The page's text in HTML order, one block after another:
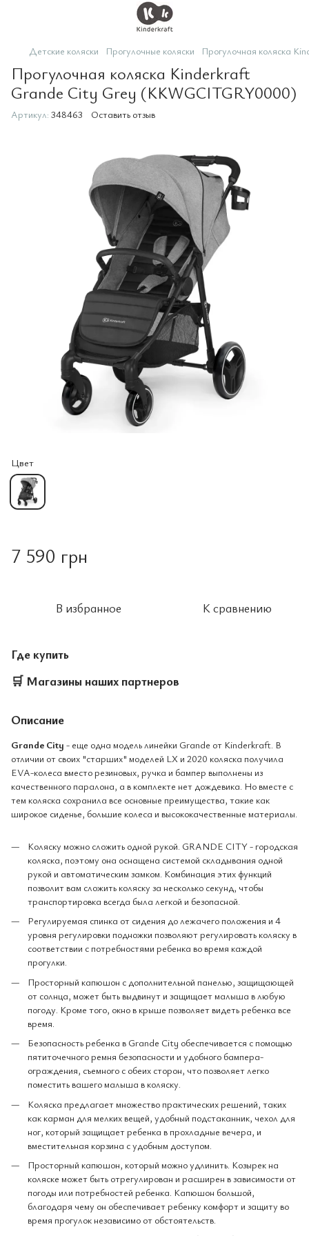
Детские коляски Прогулочные коляски Прогулочная коляска
Прогулочная коляска Kinderkraft
Grande City Grey (KKWGCITGRY0000)
Артикул: 348463 Оставить отзыв
Цвет
7 590 грн
В избранное К сравнению
Где купить
🛒 Магазины наших партнеров
Описание
Grande City - еще одна модель линейки Grande от Kinderkraft. В
отличии от своих "старших" моделей LX и 2020 коляска получила
EVA-колеса вместо резиновых, ручка и бампер выполнены из
качественного паралона, а в комплекте нет дождевика. Но вместе с
тем коляска сохранила все основные преимущества, такие как
широкое сиденье, большие колеса и высококачественные материалы.
Коляску можно сложить одной рукой. GRANDE CITY - городская
коляска, поэтому она оснащена системой складывания одной
рукой и автоматическим замком. Комбинация этих функций
позволит вам сложить коляску за несколько секунд, чтобы
транспортировка всегда была легкой и безопасной.
Регулируемая спинка от сидения до лежачего положения и 4
уровня регулировки подножки позволяют регулировать коляску в
соответствии с потребностями ребенка во время каждой
прогулки.
Просторный капюшон с дополнительной панелью, защищающей
от солнца, может быть выдвинут и защищает малыша в любую
погоду. Кроме того, окно в крыше позволяет видеть ребенка все
время.
Безопасность ребенка в Grande City обеспечивается с помощью
пятиточечного ремня безопасности и удобного бампера-
ограждения, съемного с обеих сторон, что позволяет легко
поместить вашего малыша в коляску.
Коляска предлагает множество практических решений, таких
как карман для мелких вещей, удобный подстаканник, чехол для
ног, который защищает ребенка в прохладные вечера, и
вместительная корзина с удобным доступом.
Просторный капюшон, который можно удлинить. Козырек на
коляске может быть отрегулирован и расширен в зависимости от
погоды или потребностей ребенка. Капюшон большой,
благодаря чему он обеспечивает ребенку комфорт и защиту во
время прогулок независимо от обстоятельств.